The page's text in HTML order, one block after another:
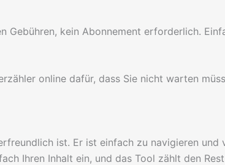
Gebühren, kein Abonnement erforderlich.
online dafür, dass Sie nicht warten
ist. Er ist einfach zu navigieren und
Ihren Inhalt ein, und das Tool zählt den